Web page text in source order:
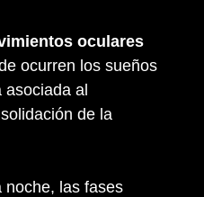
oculares
ocurren los sueños
al
de la
noche, las fases